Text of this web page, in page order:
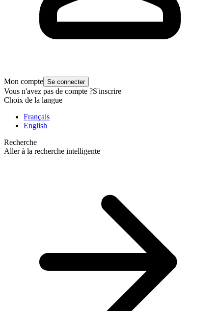
Mon compte Se connecter
Vous n'avez pas de compte ?S'inscrire
Choix de la langue
Français
English
Recherche
Aller à la recherche intelligente